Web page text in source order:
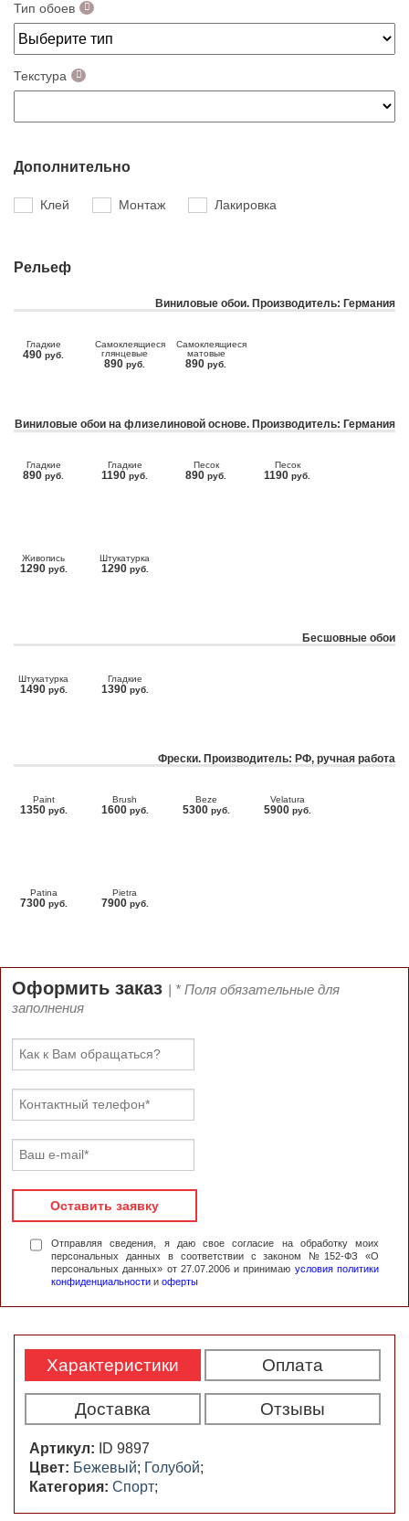
Тип обоев
Текстура
Дополнительно
Клей Монтаж Лакировка
Рельеф
Виниловые обои. Производитель: Германия
Гладкие
490 руб.
Самоклеящиеся
глянцевые
890 руб.
Самоклеящиеся
матовые
890 руб.
Виниловые обои на флизелиновой основе. Производитель: Германия
Гладкие
890 руб.
Гладкие
1190 руб.
Песок
890 руб.
Песок
1190 руб.
Живопись
1290 руб.
Штукатурка
1290 руб.
Бесшовные обои
Штукатурка
1490 руб.
Гладкие
1390 руб.
Фрески. Производитель: РФ, ручная работа
Paint
1350 руб.
Brush
1600 руб.
Beze
5300 руб.
Velatura
5900 руб.
Patina
7300 руб.
Pietra
7900 руб.
Оформить заказ | * Поля обязательные для
заполнения
Оставить заявку
Отправляя сведения, я даю свое согласие на обработку моих
персональных данных в соответствии с законом №152-ФЗ «О
персональных данных» от 27.07.2006 и принимаю условия политики
конфиденциальности и оферты
Характеристики Оплата
Доставка Отзывы
Артикул:
ID 9897
Цвет: Бежевый; Голубой;
Категория: Спорт;